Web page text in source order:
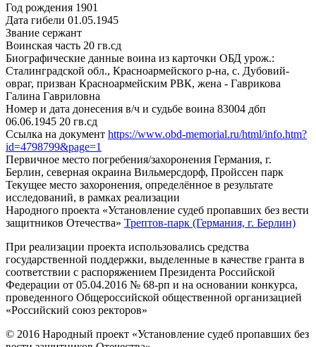
Год рождения 1901
Дата гибели 01.05.1945
Звание сержант
Воинская часть 20 гв.сд
Биографические данные воина из карточки ОБД урож.:
Сталинградской обл., Красноармейского р-на, с. Дубовий-
овраг, призван Красноармейским РВК, жена - Гаврикова
Галина Гавриловна
Номер и дата донесения в/ч и судьбе воина 83004 дбп
06.06.1945 20 гв.сд
Ссылка на документ https://www.obd-memorial.ru/html/info.htm?
id=4798799&page=1
Первичное место погребения/захоронения Германия, г.
Берлин, северная окраина Вильмерсдорф, Пройссен парк
Текущее место захоронения, определённое в результате
исследований, в рамках реализации
Народного проекта «Установление судеб пропавших без вести
защитников Отечества» Трептов-парк (Германия, г. Берлин)
При реализации проекта использовались средства
государственной поддержки, выделенные в качестве гранта в
соответствии с распоряжением Президента Российской
Федерации от 05.04.2016 № 68-рп и на основании конкурса,
проведенного Общероссийской общественной организацией
«Российский союз ректоров»
© 2016 Народный проект «Установление судеб пропавших без